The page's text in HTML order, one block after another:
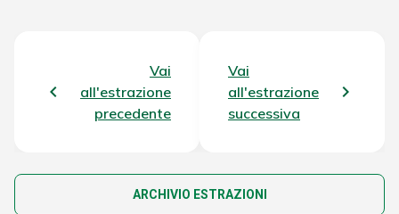
Vai
all'estrazione
precedente
Vai
all'estrazione
successiva
ARCHIVIO ESTRAZIONI